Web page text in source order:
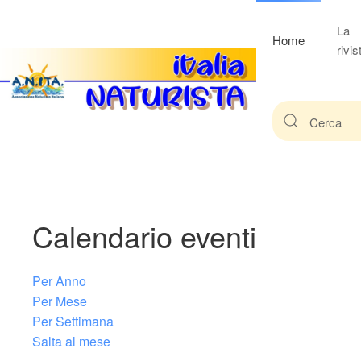
Home
La
Calendario eventi
Per Anno
Per Mese
Per Settimana
Salta al mese